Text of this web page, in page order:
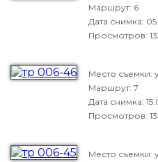
Маршрут: 6
Дата снимка:
Просмотров:
Место съемки:
Маршрут: 7
Дата снимка:
Просмотров:
Место съемки: